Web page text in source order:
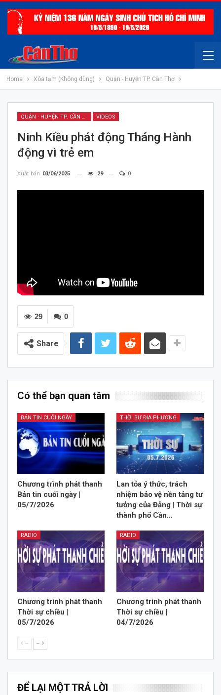
Home Xóa tạm (Không dùng) Quận - Huyện TP. Cần Thơ
QUẬN - HUYỆN TP. CẦN THƠ VIDEOS
Ninh Kiều phát động Tháng Hành
động vì trẻ em
Xuất bản 03/06/2025 29 0
0
29
Share
Có thể bạn quan tâm
BẢN TIN CUỐI NGÀY
Chương trình phát thanh
Bản tin cuối ngày |
05/7/2026
THỜI SỰ ĐỊA PHƯƠNG
Lan tỏa ý thức, trách
nhiệm bảo vệ nền tảng tư
tưởng của Đảng | Thời sự
thành phố Cần…
RADIO
Chương trình phát thanh
Thời sự chiều |
05/7/2026
RADIO
Chương trình phát thanh
Thời sự chiều |
04/7/2026
-- --
ĐỂ LẠI MỘT TRẢ LỜI